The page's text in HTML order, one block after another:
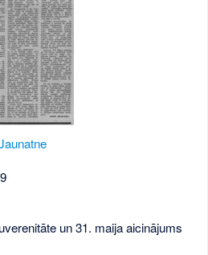
un 31. maija aicinājums